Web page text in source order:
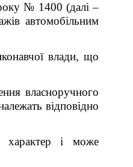
№ 1400 (далі –
автомобільним
влади, що
власноручного
відповідно
характер і може